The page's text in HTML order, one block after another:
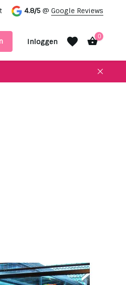
in onze showroom
4.8/5 @ Google Reviews
Inloggen
0